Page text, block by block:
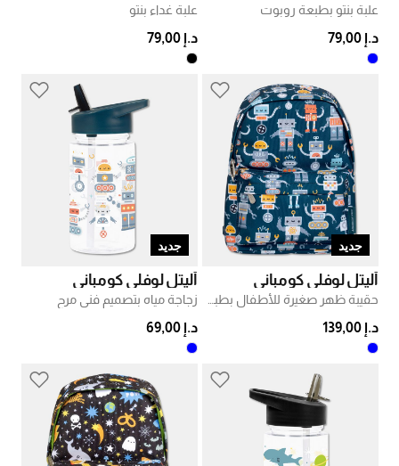
علبة بنتو بطبعة روبوت
د.إ 79,00
علبة غداء بنتو
د.إ 79,00
جديد
أليتل لوفلي كومباني
د.إ 139,00
جديد
أليتل لوفلي كومباني
زجاجة مياه بتصميم فني مرح
د.إ 69,00